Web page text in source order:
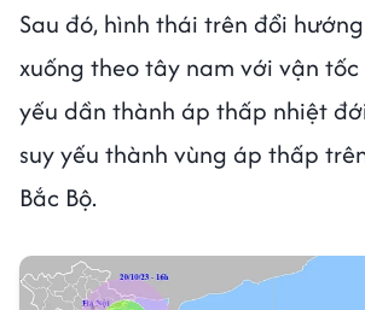
Sau đó, hình thái trên đổi
xuống theo tây nam với vận
yếu dần thành áp thấp nhiệt
suy yếu thành vùng áp thấp
Bắc Bộ.